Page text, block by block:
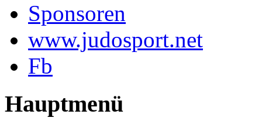
Sponsoren
www.judosport.net
Fb
Hauptmenü